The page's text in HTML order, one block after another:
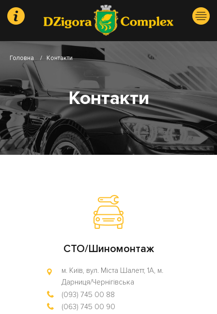
Головна / Контакти
Контакти
СТО/Шиномонтаж
м. Київ, вул. Міста Шалетт, 1А, м.
Дарниця/Чернігівська
(093) 745 00 88
(063) 745 00 90